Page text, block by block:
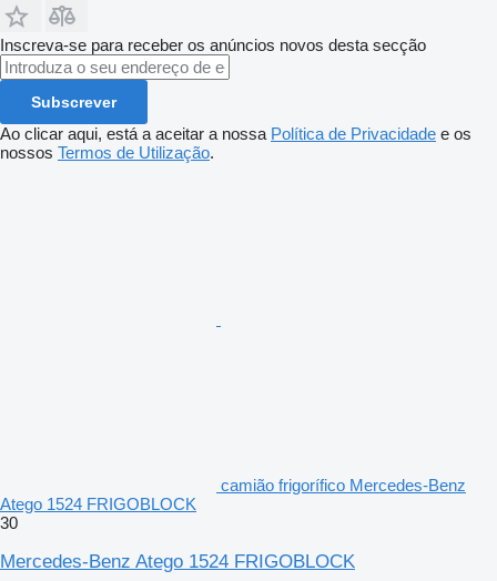
Inscreva-se para receber os anúncios novos desta secção
Subscrever
Ao clicar aqui, está a aceitar a nossa Política de Privacidade e os
nossos Termos de Utilização.
camião frigorífico Mercedes-Benz
Atego 1524 FRIGOBLOCK
30
Mercedes-Benz Atego 1524 FRIGOBLOCK